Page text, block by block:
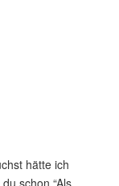
hätte ich
schon “Als